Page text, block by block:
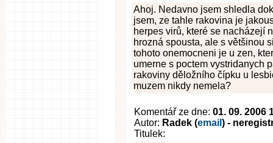
Ahoj. Nedavno jsem shledla
jsem, ze tahle rakovina je
herpes virů, které se nacházejí
hrozná spousta, ale s většinou
tohoto onemocneni je u zen,
umerne s poctem vystridanych
rakoviny děložního čípku u
muzem nikdy nemela?
Komentář ze dne: 01. 09. 2006
Autor: Radek (email ) -
Titulek: